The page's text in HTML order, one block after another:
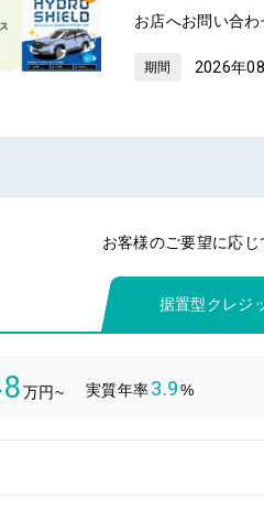
お店へお問い合
期間 2026年
お客様のご要望に応
据置型クレジ
万円~ 実質年率3.9 %